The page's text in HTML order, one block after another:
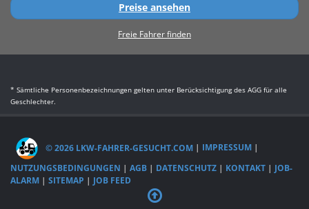
Preise ansehen
Freie Fahrer finden
* Sämtliche Personenbezeichnungen gelten unter Berücksichtigung des AGG für alle
Geschlechter.
© 2026 LKW-FAHRER-GESUCHT.COM | IMPRESSUM |
NUTZUNGSBEDINGUNGEN | AGB | DATENSCHUTZ | KONTAKT | JOB-
ALARM | SITEMAP | JOB FEED